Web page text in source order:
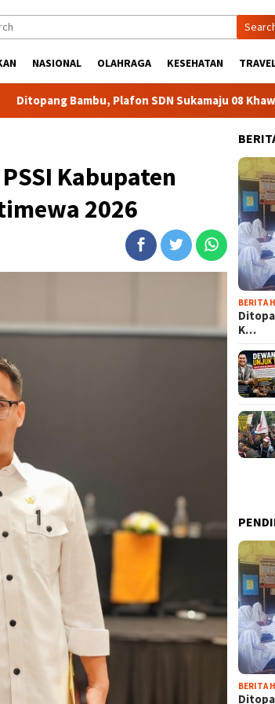
NASIONAL OLAHRAGA KESEHATAN
Plafon SDN Sukamaju 08 Khawatir Ambruk
Kabupaten
2026
BERITA
K…
BERITA